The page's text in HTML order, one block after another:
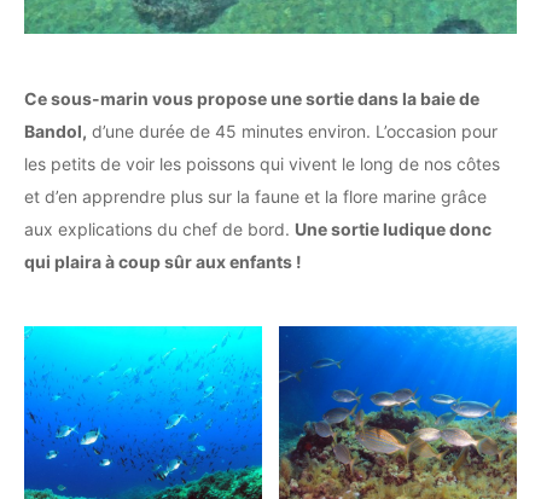
Ce sous-marin vous propose une sortie dans la baie de
Bandol, d’une durée de 45 minutes environ. L’occasion pour
les petits de voir les poissons qui vivent le long de nos côtes
et d’en apprendre plus sur la faune et la flore marine grâce
aux explications du chef de bord. Une sortie ludique donc
qui plaira à coup sûr aux enfants !